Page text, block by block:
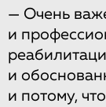
— Очень
и
и
и потому,